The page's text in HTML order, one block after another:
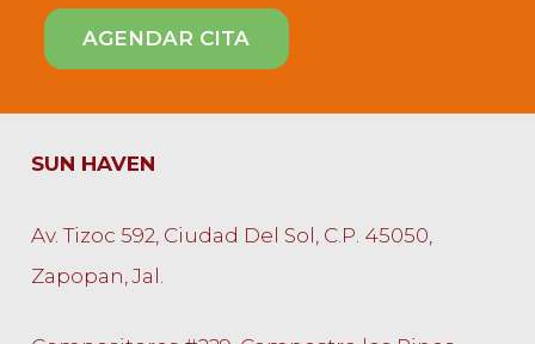
SUN HAVEN
Av. Tizoc 592, Ciudad Del Sol, C.P. 45050,
Zapopan, Jal.